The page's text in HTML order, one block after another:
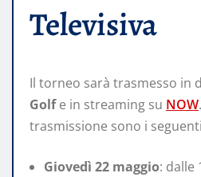
Televisiva
Il torneo sarà trasmesso in
Golfe in streaming su NOW
trasmissione sono i
Giovedì 22 maggio: dalle